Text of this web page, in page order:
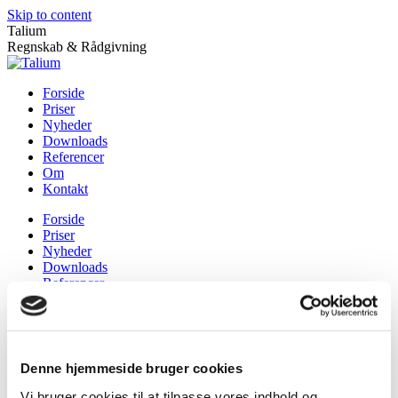
Denne hjemmeside bruger cookies
Skip to content
Talium
Regnskab & Rådgivning
Forside
Priser
Nyheder
Downloads
Referencer
Om
Kontakt
Forside
Priser
Nyheder
Downloads
Referencer
Om
Kontakt
Om